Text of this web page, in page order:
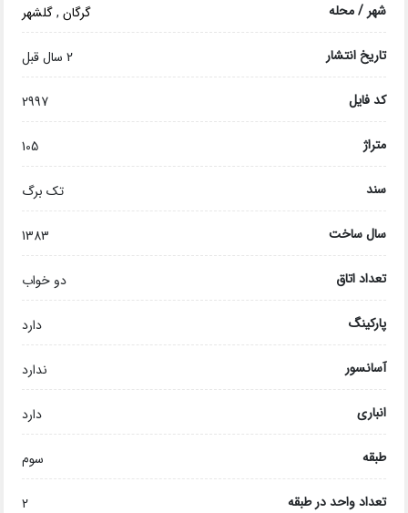
شهر / محله گرگان,گلشهر
تاریخ انتشار 2 سال قبل
کد فایل 2997
متراژ 105
سند تک برگ
سال ساخت 1383
تعداد اتاق دو خواب
پارکینگ دارد
آسانسور ندارد
انباری دارد
طبقه سوم
تعداد واحد در طبقه 2